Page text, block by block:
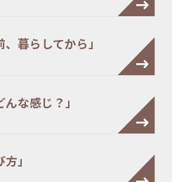
暮らしてから」
な感じ？」
」